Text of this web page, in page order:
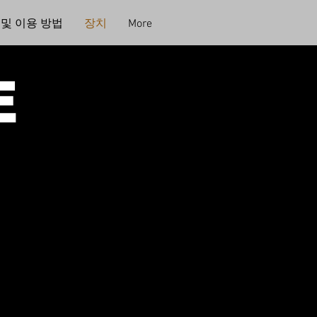
이용 방법 장치 More